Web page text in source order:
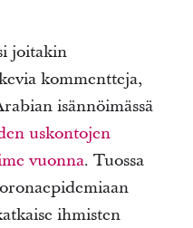
joitakin
kommentteja,
isännöimässä
uskontojen
vuonna. Tuossa
ihmisten